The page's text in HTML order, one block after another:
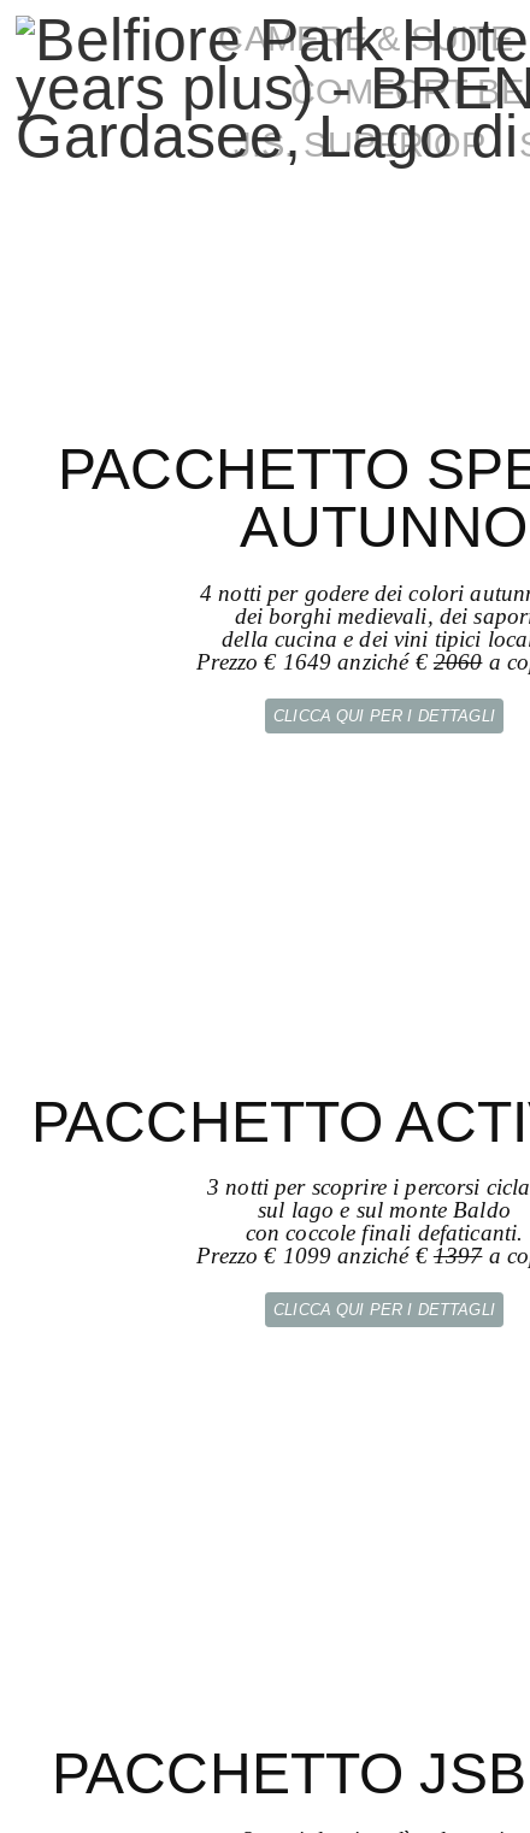
CAMERE & SUITE
COMFORT
J.S. SUPERIOR
PACCHETTO
AUTUNNO
4 notti per godere dei colori
dei borghi medievali, dei
della cucina e dei vini tipici
Prezzo € 1649 anziché €2060a
CLICCA QUI PER I DETTAGLI
PACCHETTO
3 notti per scoprire i percorsi
sul lago e sul monte Baldo
con coccole finali defaticanti.
Prezzo € 1099 anziché €1397a
CLICCA QUI PER I DETTAGLI
PACCHETTO